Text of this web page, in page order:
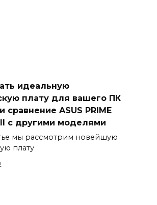
идеальную
плату для вашего ПК
сравнение ASUS PRIME
II с другими моделями
мы рассмотрим новейшую
плату